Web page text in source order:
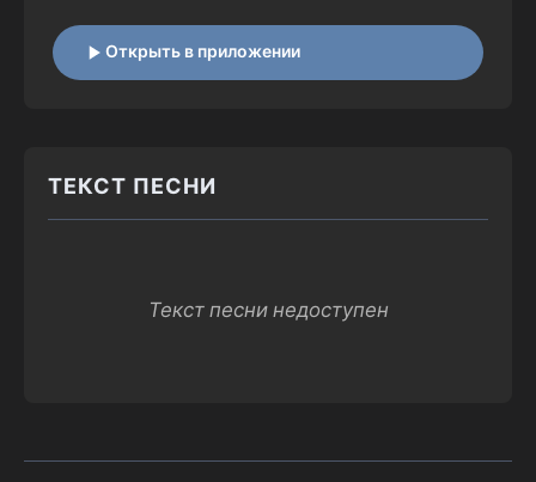
Открыть в приложении
ТЕКСТ ПЕСНИ
Текст песни недоступен